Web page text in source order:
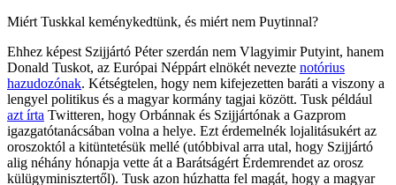
Miért Tuskkal keménykedtünk, és miért nem Puytinnal?
Ehhez képest Szijjártó Péter szerdán nem Vlagyimir Putyint, hanem
Donald Tuskot, az Európai Néppárt elnökét nevezte notórius
hazudozónak. Kétségtelen, hogy nem kifejezetten baráti a viszony a
lengyel politikus és a magyar kormány tagjai között. Tusk például
azt írta Twitteren, hogy Orbánnak és Szijjártónak a Gazprom
igazgatótanácsában volna a helye. Ezt érdemelnék lojalitásukért az
oroszoktól a kitüntetésük mellé (utóbbival arra utal, hogy Szijjártó
alig néhány hónapja vette át a Barátságért Érdemrendet az orosz
külügyminisztertől). Tusk azon húzhatta fel magát, hogy a magyar